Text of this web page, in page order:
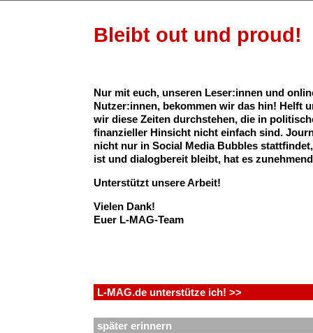
„Gap“-Spinoff: Sams Schwester Nueng (Faye Peraya Malisorn)
anfangs abweisend auf Anuengs (Yoko Apasra) Avancen, doch
Altersunterschieds von 16 Jahren verlieben sich die beiden – und
bald mit einem Plottwist konfrontiert, wie es ihn nur in Soaps
Achtung, „Gap“-Fans: Mon und Sam kommen vor, werden aber
mit englischen Untertiteln auf YouTube
Anektanasuwan) hat die Fähigkeit, die Zeit anzuhalten und
sie in ihrer Kommilitonin Four (Christine Gulasatree Michalsky)
Seelenverwandten begegnet, steht sie vor einem großen
Paar zu werden, muss sie ihre jüngere Schwester Vivi (Manao
Bleibt out und proud!
Nur mit euch, unseren Leser:innen und
Nutzer:innen, bekommen wir das hin! Helft
wir diese Zeiten durchstehen, die in
finanzieller Hinsicht nicht einfach sind.
nicht nur in Social Media Bubbles
ist und dialogbereit bleibt, hat es
Unterstützt unsere Arbeit!
Vielen Dank!
Euer L-MAG-Team
L-MAG.de unterstütze ich! >>
später erinnern